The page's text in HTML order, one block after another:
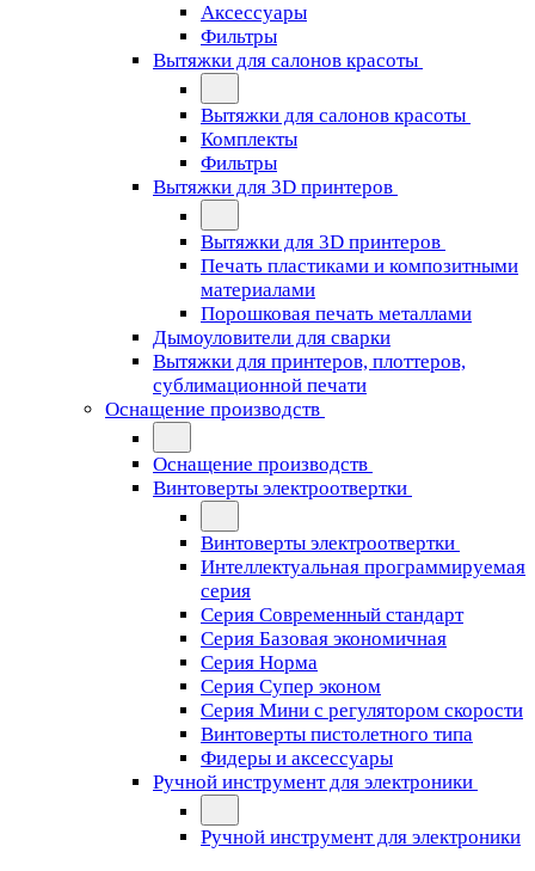
Аксессуары
Фильтры
Вытяжки для салонов красоты
Вытяжки для салонов красоты
Комплекты
Фильтры
Вытяжки для 3D принтеров
Вытяжки для 3D принтеров
Печать пластиками и композитными
материалами
Порошковая печать металлами
Дымоуловители для сварки
Вытяжки для принтеров, плоттеров,
сублимационной печати
Оснащение производств
Оснащение производств
Винтоверты электроотвертки
Винтоверты электроотвертки
Интеллектуальная программируемая
серия
Серия Современный стандарт
Серия Базовая экономичная
Серия Норма
Серия Cупер эконом
Серия Мини с регулятором скорости
Винтоверты пистолетного типа
Фидеры и аксессуары
Ручной инструмент для электроники
Ручной инструмент для электроники